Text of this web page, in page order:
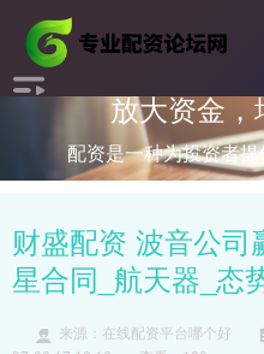
放大资金
配资是一种为投资者
财盛配资 波音公司
星合同_航天器_态
来源：在线配资平台哪个好